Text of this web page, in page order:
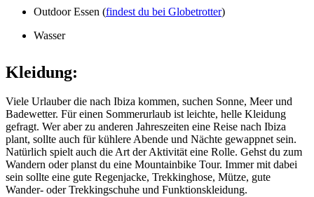
Outdoor Essen (findest du bei Globetrotter)
Wasser
Kleidung:
Viele Urlauber die nach Ibiza kommen, suchen Sonne, Meer und
Badewetter. Für einen Sommerurlaub ist leichte, helle Kleidung
gefragt. Wer aber zu anderen Jahreszeiten eine Reise nach Ibiza
plant, sollte auch für kühlere Abende und Nächte gewappnet sein.
Natürlich spielt auch die Art der Aktivität eine Rolle. Gehst du zum
Wandern oder planst du eine Mountainbike Tour. Immer mit dabei
sein sollte eine gute Regenjacke, Trekkinghose, Mütze, gute
Wander- oder Trekkingschuhe und Funktionskleidung.